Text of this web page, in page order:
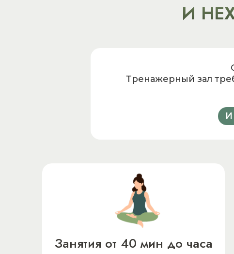
И
Тренажерный зал
И
Занятия от 40 мин до часа